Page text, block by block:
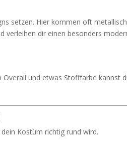
setzen. Hier kommen oft
verleihen dir einen besonders
und etwas Stofffarbe kannst
Kostüm richtig rund wird.